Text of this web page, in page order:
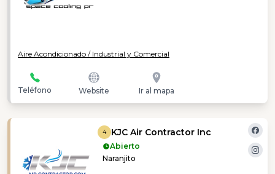
Aire Acondicionado / Industrial y Comercial
Teléfono Website Ir al mapa
4 KJC Air Contractor Inc
Abierto
Naranjito